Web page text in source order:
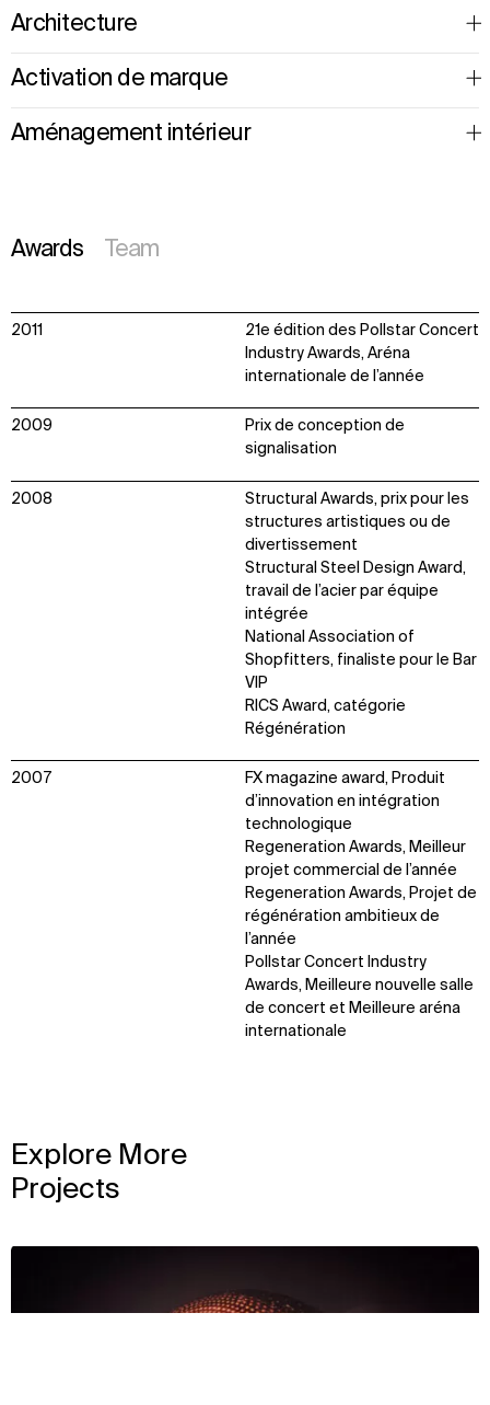
Architecture
Activation de marque
Aménagement intérieur
Awards Team
2011
21e édition des Pollstar Concert
Industry Awards, Aréna
internationale de l’année
2009
Prix de conception de
signalisation
2008
Structural Awards, prix pour les
structures artistiques ou de
divertissement
Structural Steel Design Award,
travail de l’acier par équipe
intégrée
National Association of
Shopfitters, finaliste pour le Bar
VIP
RICS Award, catégorie
Régénération
2007
FX magazine award, Produit
d’innovation en intégration
technologique
Regeneration Awards, Meilleur
projet commercial de l’année
Regeneration Awards, Projet de
régénération ambitieux de
l’année
Pollstar Concert Industry
Awards, Meilleure nouvelle salle
de concert et Meilleure aréna
internationale
Explore More
Projects